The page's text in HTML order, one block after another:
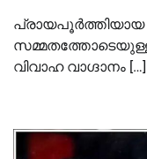
പ്രായപൂർത്തിയായ
വിവാഹ വാഗ്ദാനം […]